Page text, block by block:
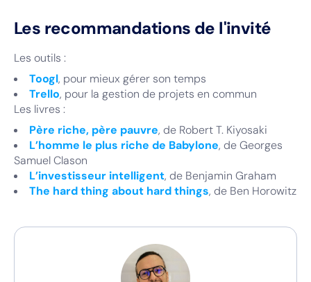
Les recommandations de l'invité
Les outils :
Toogl, pour mieux gérer son temps
Trello, pour la gestion de projets en commun
Les livres :
Père riche, père pauvre, de Robert T. Kiyosaki
L’homme le plus riche de Babylone, de Georges
Samuel Clason
L’investisseur intelligent, de Benjamin Graham
The hard thing about hard things, de Ben Horowitz